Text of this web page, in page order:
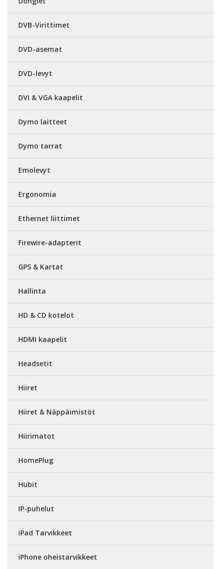
DVB-Virittimet
DVD-asemat
DVD-levyt
DVI & VGA kaapelit
Dymo laitteet
Dymo tarrat
Emolevyt
Ergonomia
Ethernet liittimet
Firewire-adapterit
GPS & Kartat
Hallinta
HD & CD kotelot
HDMI kaapelit
Headsetit
Hiiret
Hiiret & Näppäimistöt
Hiirimatot
HomePlug
Hubit
IP-puhelut
iPad Tarvikkeet
iPhone oheistarvikkeet